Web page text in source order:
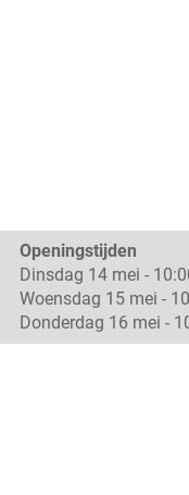
Openingstijden
Dinsdag 14 mei -
Woensdag 15 mei -
Donderdag 16 mei -